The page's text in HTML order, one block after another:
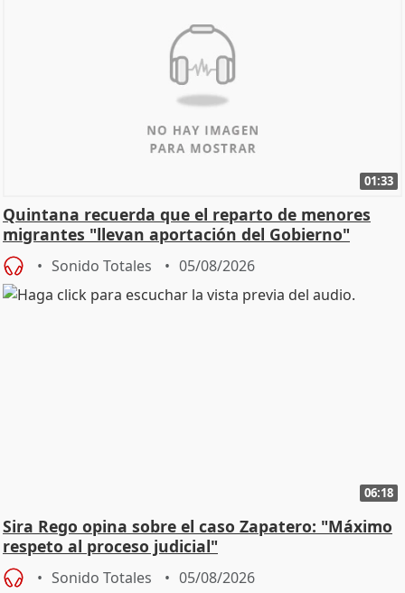
01:33
Quintana recuerda que el reparto de menores
migrantes "llevan aportación del Gobierno"
central
Sonido Totales 05/08/2026
06:18
Sira Rego opina sobre el caso Zapatero: "Máximo
respeto al proceso judicial"
Sonido Totales 05/08/2026